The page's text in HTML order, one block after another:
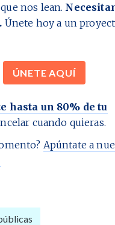
nos lean.
Únete hoy a un
ÚNETE AQUÍ
hasta un 80% de tu
cuando quieras.
Apúntate a